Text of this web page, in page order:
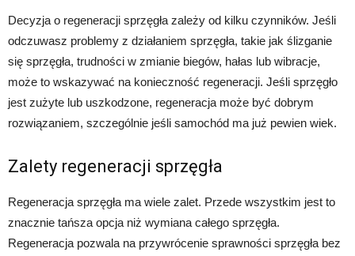
Decyzja o regeneracji sprzęgła zależy od kilku czynników. Jeśli
odczuwasz problemy z działaniem sprzęgła, takie jak ślizganie
się sprzęgła, trudności w zmianie biegów, hałas lub wibracje,
może to wskazywać na konieczność regeneracji. Jeśli sprzęgło
jest zużyte lub uszkodzone, regeneracja może być dobrym
rozwiązaniem, szczególnie jeśli samochód ma już pewien wiek.
Zalety regeneracji sprzęgła
Regeneracja sprzęgła ma wiele zalet. Przede wszystkim jest to
znacznie tańsza opcja niż wymiana całego sprzęgła.
Regeneracja pozwala na przywrócenie sprawności sprzęgła bez